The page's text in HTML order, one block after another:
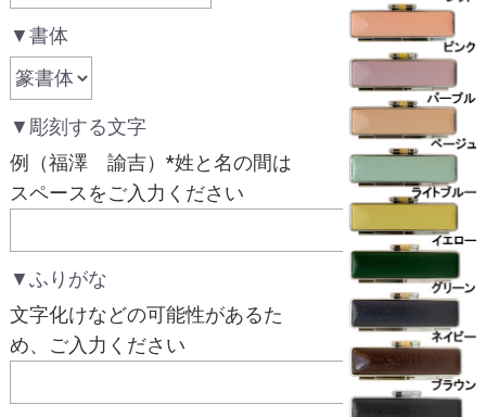
▼書体
▼彫刻する文字
例（福澤 諭吉）*姓と名の間は
スペースをご入力ください
▼ふりがな
文字化けなどの可能性があるた
め、ご入力ください